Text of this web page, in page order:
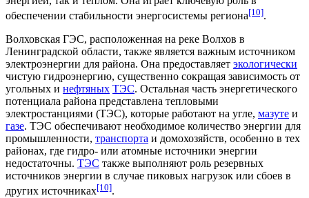
обеспечении стабильности энергосистемы региона[10].
Волховская ГЭС, расположенная на реке Волхов в
Ленинградской области, также является важным источником
электроэнергии для района. Она предоставляет экологически
чистую гидроэнергию, существенно сокращая зависимость от
угольных и нефтяных ТЭС. Остальная часть энергетического
потенциала района представлена тепловыми
электростанциями (ТЭС), которые работают на угле, мазуте и
газе. ТЭС обеспечивают необходимое количество энергии для
промышленности, транспорта и домохозяйств, особенно в тех
районах, где гидро- или атомные источники энергии
недостаточны. ТЭС также выполняют роль резервных
источников энергии в случае пиковых нагрузок или сбоев в
других источниках[10].